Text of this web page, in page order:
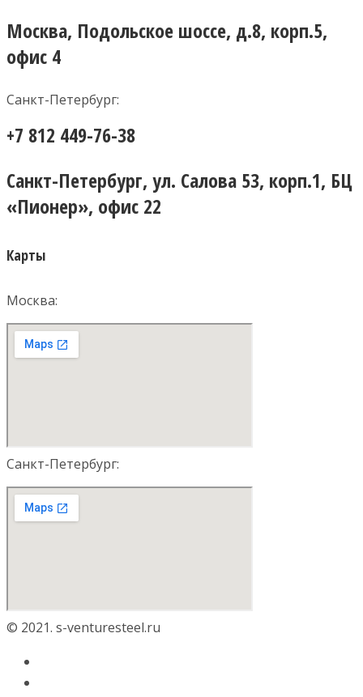
Москва, Подольское шоссе, д.8, корп.5,
офис 4
Санкт-Петербург:
+7 812 449-76-38
Санкт-Петербург, ул. Салова 53, корп.1, БЦ
«Пионер», офис 22
Карты
Москва:
Санкт-Петербург:
© 2021. s-venturesteel.ru